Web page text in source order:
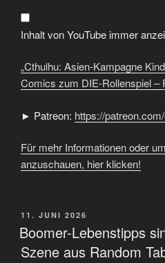
Furcht
und
die
Comics
DIE-
Rollenspiel
–
Reviews“
YouTube
anzeigen
Inhalt von YouTube immer
„Cthulhu: Asien-Kampagne
Comics zum DIE-Rollenspiel –
► Patreon: https://
Für mehr Informationen oder
anzuschauen, hier klicken!
VERÖFFENTLICHT
AM
11. JUNI 2026
Boomer-Lebenstipps
Szene aus Random